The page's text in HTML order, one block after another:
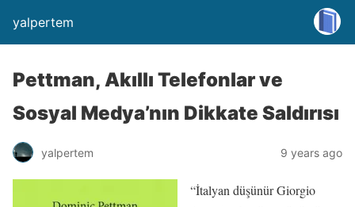
yalpertem
Pettman, Akıllı Telefonlar ve
Sosyal Medya’nın Dikkate Saldırısı
yalpertem 9 years ago
“İtalyan düşünür Giorgio